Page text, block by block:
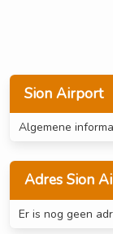
Sion Airport
Algemene
Adres Sion
Er is nog geen